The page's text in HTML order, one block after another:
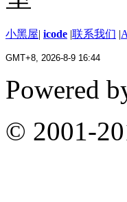
小黑屋| icode |联系我们 |
GMT+8, 2026-8-9 16:44
Powered
© 2001-